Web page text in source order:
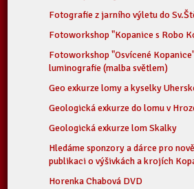
Fotografie z jarního výletu do
Fotoworkshop "Kopanice s Robo
Fotoworkshop "Osvícené
luminografie (malba světlem)
Geo exkurze lomy a kyselky
Geologická exkurze do lomu v
Geologická exkurze lom Skalky
Hledáme sponzory a dárce pro
publikaci o výšivkách a krojích
Horenka Chabová DVD